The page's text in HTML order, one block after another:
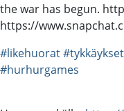
the war has begun.
https://
#likehuorat#tykkäykset
#hurhurgames